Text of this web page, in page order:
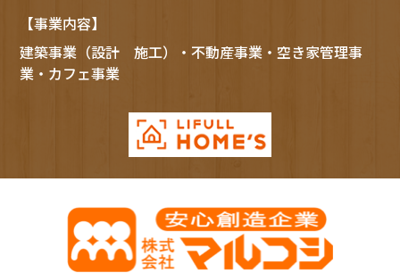
【事業内容】
建築事業（設計 施工）・不動産事業・空き家管理事
業・カフェ事業